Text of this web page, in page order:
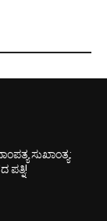
ಸುಖಾಂತ್ಯ: